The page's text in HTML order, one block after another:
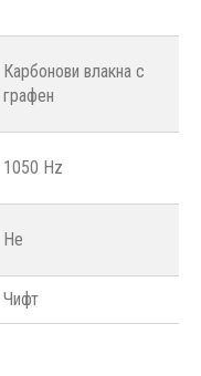
Карбонови влакна с
графен
1050 Hz
Не
Чифт